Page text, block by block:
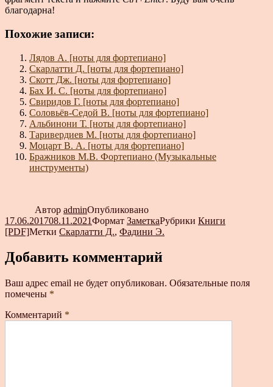
благодарна!
Похожие записи:
Лядов А. [ноты для фортепиано]
Скарлатти Д. [ноты для фортепиано]
Скотт Дж. [ноты для фортепиано]
Бах И. С. [ноты для фортепиано]
Свиридов Г. [ноты для фортепиано]
Соловьёв-Седой В. [ноты для фортепиано]
Альбинони Т. [ноты для фортепиано]
Таривердиев М. [ноты для фортепиано]
Моцарт В. А. [ноты для фортепиано]
Бражников М.В. Фортепиано (Музыкальные
инструменты)
Автор adminОпубликовано
17.06.201708.11.2021Формат ЗаметкаРубрики Книги
[PDF]Метки Скарлатти Д., Фадини Э.
Добавить комментарий
Ваш адрес email не будет опубликован. Обязательные поля
помечены *
Комментарий *